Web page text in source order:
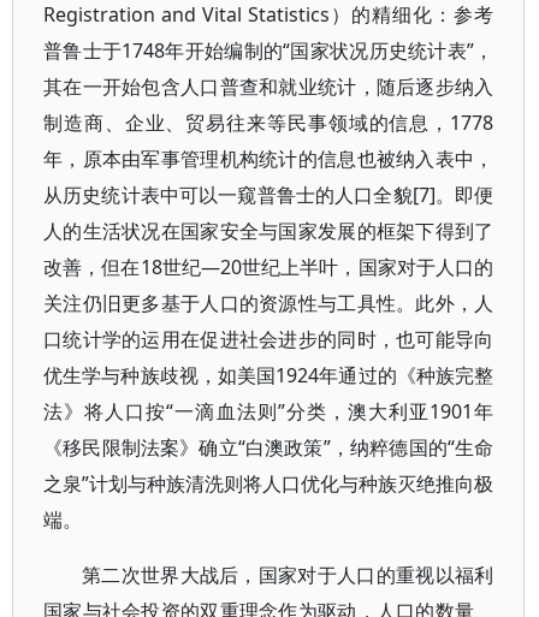
Registration and Vital Statistics）的精细化：参考
普鲁士于1748年开始编制的“国家状况历史统计表”，
其在一开始包含人口普查和就业统计，随后逐步纳入
制造商、企业、贸易往来等民事领域的信息，1778
年，原本由军事管理机构统计的信息也被纳入表中，
从历史统计表中可以一窥普鲁士的人口全貌[7]。即便
人的生活状况在国家安全与国家发展的框架下得到了
改善，但在18世纪—20世纪上半叶，国家对于人口的
关注仍旧更多基于人口的资源性与工具性。此外，人
口统计学的运用在促进社会进步的同时，也可能导向
优生学与种族歧视，如美国1924年通过的《种族完整
法》将人口按“一滴血法则”分类，澳大利亚1901年
《移民限制法案》确立“白澳政策”，纳粹德国的“生命
之泉”计划与种族清洗则将人口优化与种族灭绝推向极
端。
第二次世界大战后，国家对于人口的重视以福利
国家与社会投资的双重理念作为驱动，人口的数量、